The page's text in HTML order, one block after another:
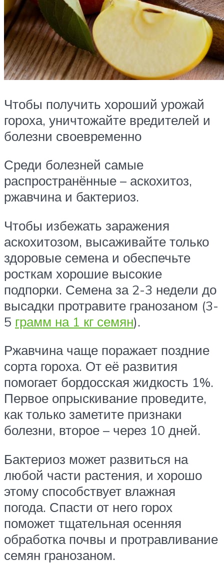
Чтобы получить хороший урожай
гороха, уничтожайте вредителей и
болезни своевременно
Среди болезней самые
распространённые – аскохитоз,
ржавчина и бактериоз.
Чтобы избежать заражения
аскохитозом, высаживайте только
здоровые семена и обеспечьте
росткам хорошие высокие
подпорки. Семена за 2-3 недели до
высадки протравите гранозаном (3-
5 грамм на 1 кг семян).
Ржавчина чаще поражает поздние
сорта гороха. От её развития
помогает бордосская жидкость 1%.
Первое опрыскивание проведите,
как только заметите признаки
болезни, второе – через 10 дней.
Бактериоз может развиться на
любой части растения, и хорошо
этому способствует влажная
погода. Спасти от него горох
поможет тщательная осенняя
обработка почвы и протравливание
семян гранозаном.